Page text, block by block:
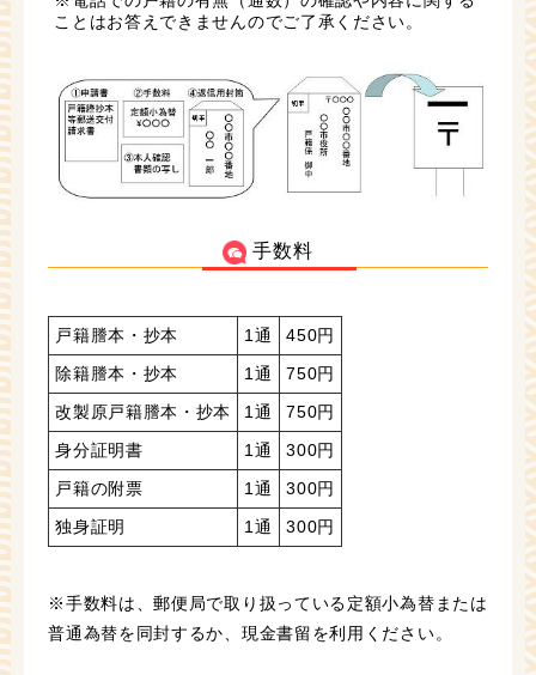
ことはお答えできませんのでご了承ください。
手数料
戸籍謄本・抄本 1通
450円
除籍謄本・抄本
1通
750円
改製原戸籍謄本・抄本
1通
750円
身分証明書
1通
300円
戸籍の附票
1通
300円
独身証明
1通 300円
※手数料は、郵便局で取り扱っている定額小為替または
普通為替を同封するか、現金書留を利用ください。